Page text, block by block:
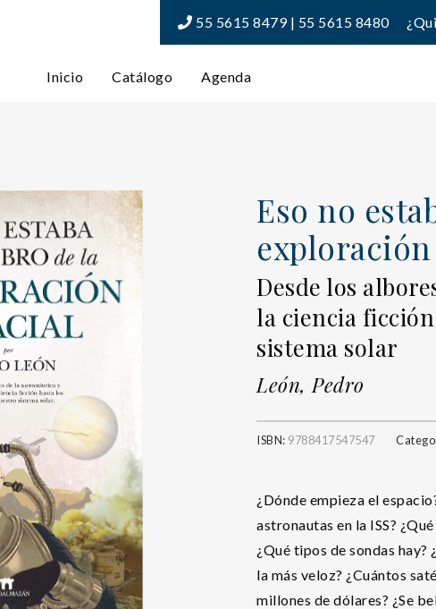
55 5615 8479 | 55 5615 8480
Inicio Catálogo Agenda
Eso no
Desde los
la ciencia
sistema solar
León, Pedro
ISBN: 9788417547547
¿Dónde empieza el
astronautas en la ISS?
¿Qué tipos de sondas hay?
la más veloz? ¿Cuántos
millones de dólares? ¿Se